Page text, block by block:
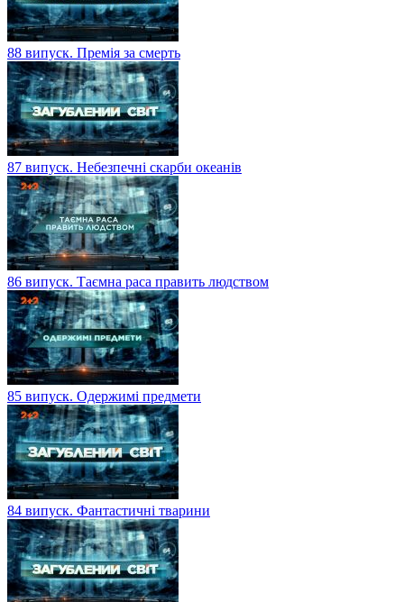
88 випуск. Премія за смерть
87 випуск. Небезпечні скарби океанів
86 випуск. Таємна раса править людством
85 випуск. Одержимі предмети
84 випуск. Фантастичні тварини